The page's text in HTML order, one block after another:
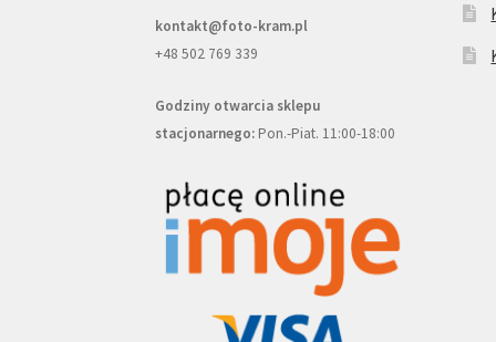
kontakt@foto-kram.pl
+48 502 769 339
Godziny otwarcia sklepu
stacjonarnego: Pon.-Piat. 11:00-18:00